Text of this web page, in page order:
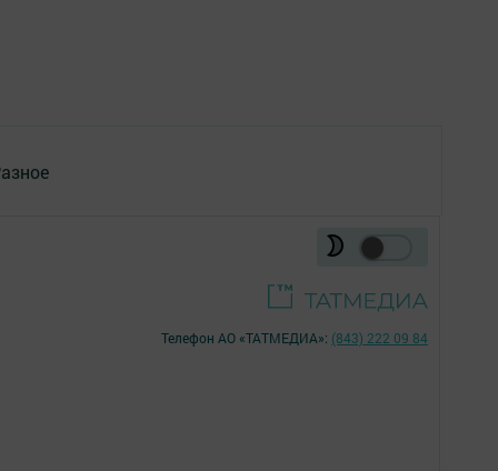
Телефон АО «ТАТМЕДИА»: (843) 222 09 84